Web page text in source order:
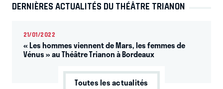
DERNIÈRES ACTUALITÉS DU THÉÂTRE TRIANON
21/01/2022
« Les hommes viennent de Mars, les femmes de
Vénus » au Théâtre Trianon à Bordeaux
Toutes les actualités